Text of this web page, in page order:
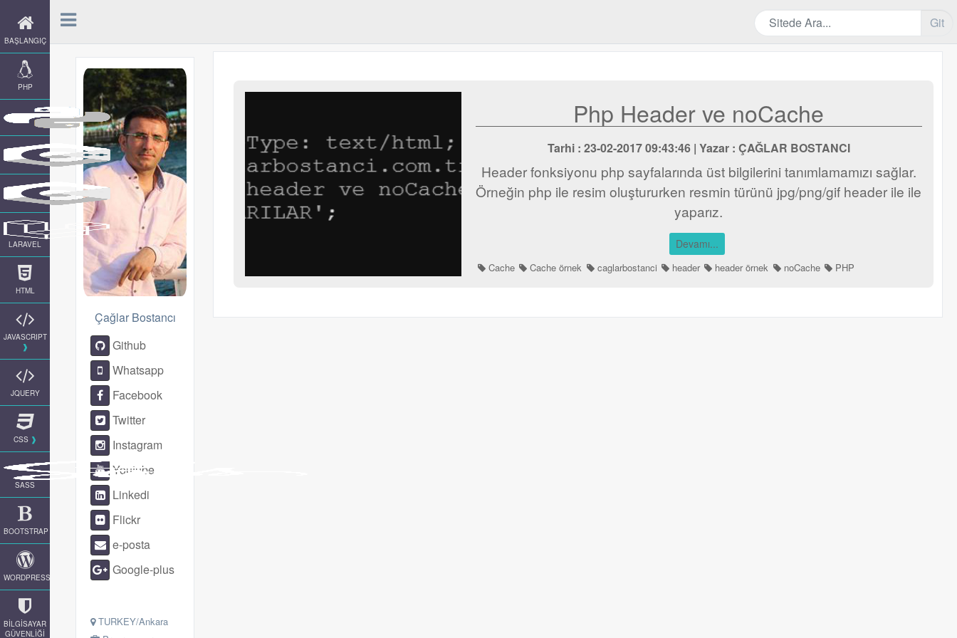
BAŞLANGIÇ
PHP
LARAVEL
HTML
JAVASCRIPT
JQUERY
CSS
SASS
BOOTSTRAP
WORDPRESS
BİLGİSAYAR
GÜVENLİĞİ
Git
Çağlar Bostancı
Github
Whatsapp
Facebook
Twitter
Instagram
Youtube
Linkedi
Flickr
e-posta
Google-plus
TURKEY/Ankara
Php Header ve noCache
Tarhi : 23-02-2017 09:43:46 | Yazar : ÇAĞLAR BOSTANCI
Header fonksiyonu php sayfalarında üst bilgilerini tanımlamamızı sağlar.
Örneğin php ile resim oluştururken resmin türünü jpg/png/gif header ile ile
yaparız.
Devamı...
Cache Cache örnek caglarbostanci header header örnek noCache PHP